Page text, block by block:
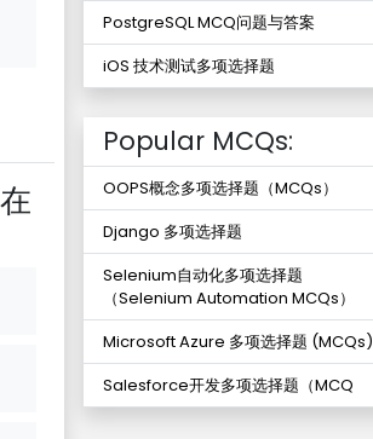
PostgreSQL MCQ问题与答案
iOS 技术测试多项选择题
Popular MCQs:
OOPS概念多项选择题（MCQs）
Django 多项选择题
Selenium自动化多项选择题
（Selenium Automation MCQs）
Microsoft Azure 多项选择题 (MCQs)
Salesforce开发多项选择题（MCQ